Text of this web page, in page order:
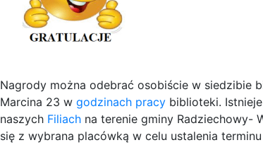
Nagrody można odebrać osobiście w siedzibie
Marcina 23 wgodzinach pracy biblioteki.
naszych Filiach na terenie gminy Radziechowy-
się z wybrana placówką w celu ustalenia